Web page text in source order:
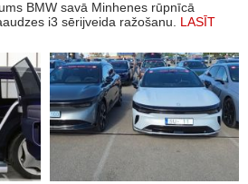
BMW savā Minhenes rūpnīcā
i3 sērijveida ražošanu. LASĪT